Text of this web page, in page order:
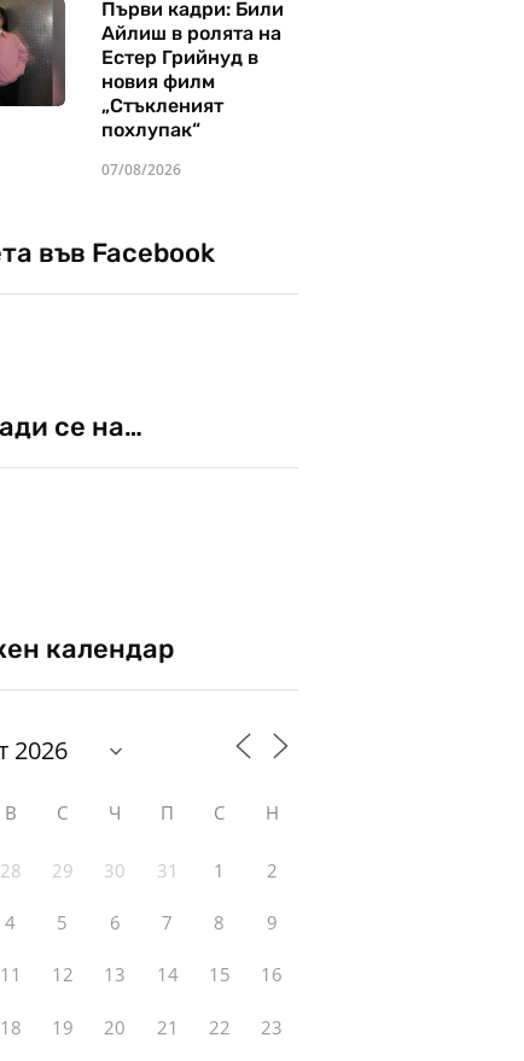
Първи кадри: Били
Айлиш в ролята на
Естер Грийнуд в
новия филм
„Стъкленият
похлупак“
07/08/2026
във Facebook
се на…
календар
В С Ч П С Н
28 29 30 31 1 2
4 5 6 7 8 9
11 12 13 14 15 16
18 19 20 21 22 23